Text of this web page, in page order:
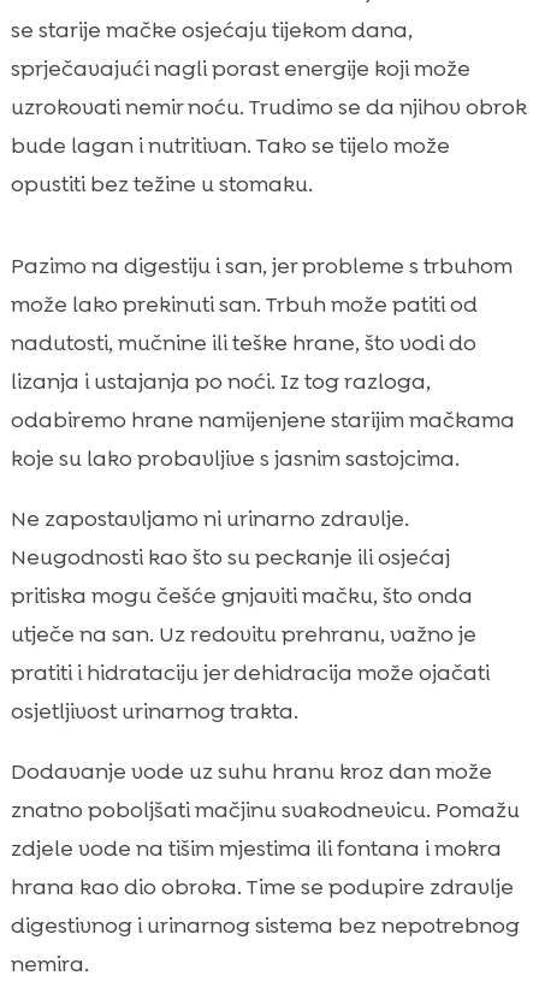
se starije mačke osjećaju tijekom dana,
sprječavajući nagli porast energije koji može
uzrokovati nemir noću. Trudimo se da njihov obrok
bude lagan i nutritivan. Tako se tijelo može
opustiti bez težine u stomaku.
Pazimo na digestiju i san, jer probleme s trbuhom
može lako prekinuti san. Trbuh može patiti od
nadutosti, mučnine ili teške hrane, što vodi do
lizanja i ustajanja po noći. Iz tog razloga,
odabiremo hrane namijenjene starijim mačkama
koje su lako probavljive s jasnim sastojcima.
Ne zapostavljamo ni urinarno zdravlje.
Neugodnosti kao što su peckanje ili osjećaj
pritiska mogu češće gnjaviti mačku, što onda
utječe na san. Uz redovitu prehranu, važno je
pratiti i hidrataciju jer dehidracija može ojačati
osjetljivost urinarnog trakta.
Dodavanje vode uz suhu hranu kroz dan može
znatno poboljšati mačjinu svakodnevicu. Pomažu
zdjele vode na tišim mjestima ili fontana i mokra
hrana kao dio obroka. Time se podupire zdravlje
digestivnog i urinarnog sistema bez nepotrebnog
nemira.